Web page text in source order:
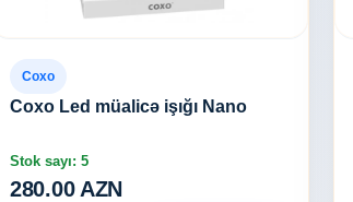
Coxo
Coxo Led müalicə işığı Nano
Stok sayı: 5
280.00 AZN